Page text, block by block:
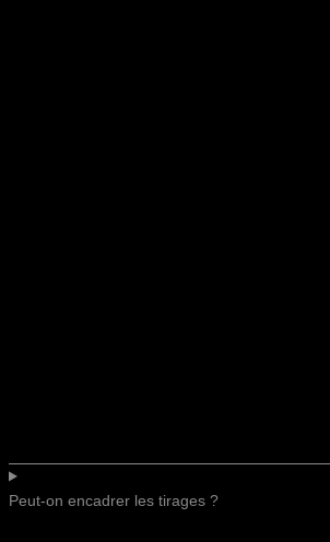
Peut-on encadrer les tirages ?